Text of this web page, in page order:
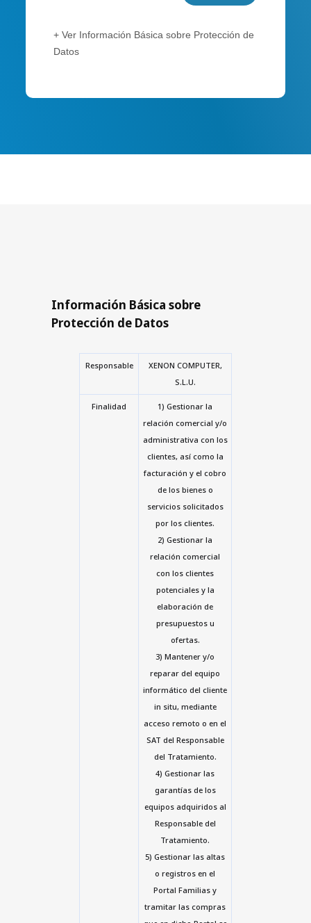
+ Ver Información Básica sobre Protección de
Datos
Información Básica sobre
Protección de Datos
Responsable
XENON COMPUTER,
S.L.U.
Finalidad
1) Gestionar la
relación comercial y/o
administrativa con los
clientes, así como la
facturación y el cobro
de los bienes o
servicios solicitados
por los clientes.
2) Gestionar la
relación comercial
con los clientes
potenciales y la
elaboración de
presupuestos u
ofertas.
3) Mantener y/o
reparar del equipo
informático del cliente
in situ, mediante
acceso remoto o en el
SAT del Responsable
del Tratamiento.
4) Gestionar las
garantías de los
equipos adquiridos al
Responsable del
Tratamiento.
5) Gestionar las altas
o registros en el
Portal Familias y
tramitar las compras